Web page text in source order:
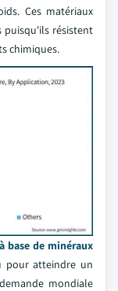
Ces matériaux
puisqu'ils résistent
chimiques.
base de minéraux
pour atteindre un
mondiale